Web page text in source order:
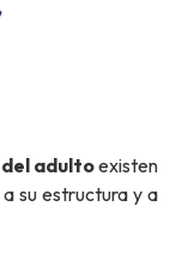
adultoexisten
su estructura y a